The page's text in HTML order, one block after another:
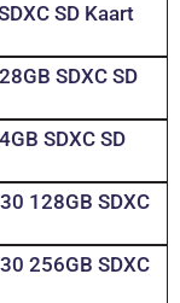
SD Kaart
SDXC SD
SDXC SD
128GB SDXC
256GB SDXC